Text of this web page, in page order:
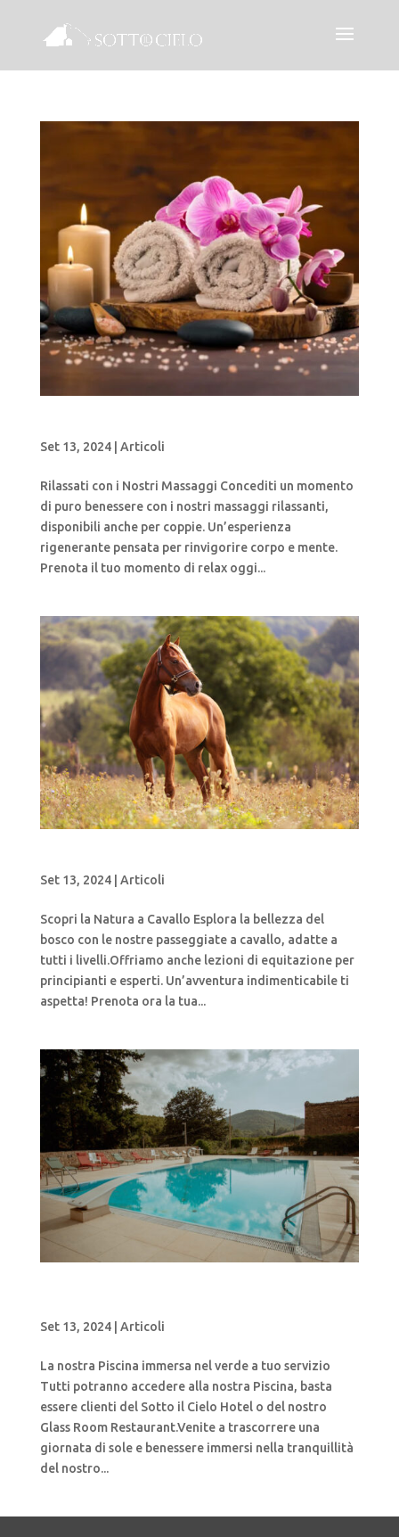
Set 13, 2024| Articoli
Rilassati con i Nostri Massaggi Concediti un momento
di puro benessere con i nostri massaggi rilassanti,
disponibili anche per coppie. Un’esperienza
rigenerante pensata per rinvigorire corpo e mente.
Prenota il tuo momento di relax oggi...
Set 13, 2024| Articoli
Scopri la Natura a Cavallo Esplora la bellezza del
bosco con le nostre passeggiate a cavallo, adatte a
tutti i livelli.Offriamo anche lezioni di equitazione per
principianti e esperti. Un’avventura indimenticabile ti
aspetta! Prenota ora la tua...
Set 13, 2024| Articoli
La nostra Piscina immersa nel verde a tuo servizio
Tutti potranno accedere alla nostra Piscina, basta
essere clienti del Sotto il Cielo Hotel o del nostro
Glass Room Restaurant.Venite a trascorrere una
giornata di sole e benessere immersi nella tranquillità
del nostro...